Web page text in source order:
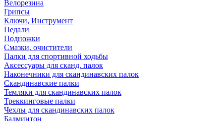
Велорезина
Грипсы
Ключи, Инструмент
Педали
Подножки
Смазки, очистители
Палки для спортивной ходьбы
Аксессуары для сканд. палок
Наконечники для скандинавских палок
Скандинавские палки
Темляки для скандинавских палок
Треккинговые палки
Чехлы для скандинавских палок
Бадминтон